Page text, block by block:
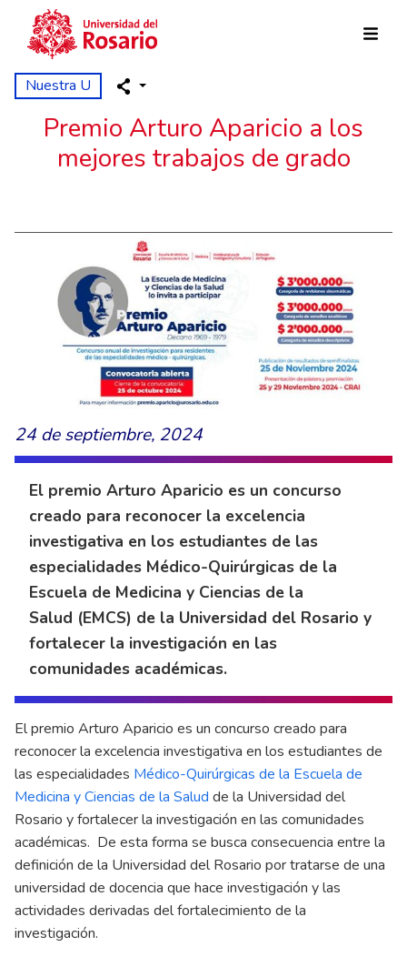
Pasar al contenido principal
Nuestra U
Premio Arturo Aparicio a los
mejores trabajos de grado
24 de septiembre, 2024
El premio Arturo Aparicio es un concurso
creado para reconocer la excelencia
investigativa en los estudiantes de las
especialidades Médico-Quirúrgicas de la
Escuela de Medicina y Ciencias de la
Salud (EMCS) de la Universidad del Rosario y
fortalecer la investigación en las
comunidades académicas.
El premio Arturo Aparicio es un concurso creado para
reconocer la excelencia investigativa en los estudiantes de
las especialidades Médico-Quirúrgicas de la Escuela de
Medicina y Ciencias de la Salud de la Universidad del
Rosario y fortalecer la investigación en las comunidades
académicas. De esta forma se busca consecuencia entre la
definición de la Universidad del Rosario por tratarse de una
universidad de docencia que hace investigación y las
actividades derivadas del fortalecimiento de la
investigación.